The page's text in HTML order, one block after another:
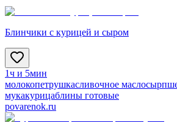
Блинчики с курицей и сыром
1ч и 5мин
молокопетрушкасливочное маслосыр
мукакурицаблины готовые
povarenok.ru